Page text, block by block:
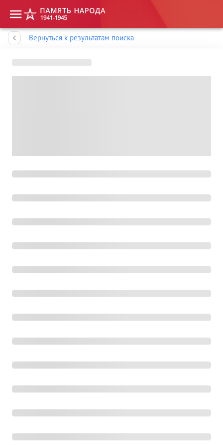
Вернуться к результатам поиска
Память народа